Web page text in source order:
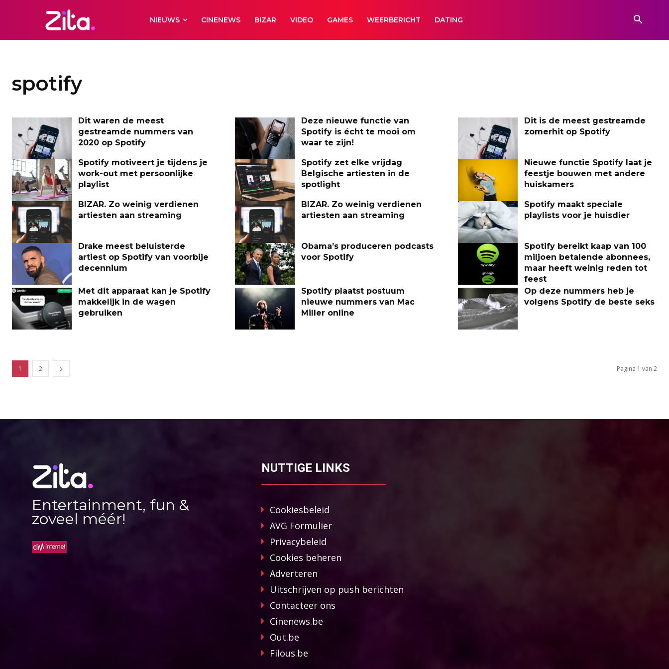
NIEUWS CINENEWS BIZAR VIDEO GAMES WEERBERICHT DATING
spotify
Dit waren de meest
gestreamde nummers van
2020 op Spotify
Deze nieuwe functie van
Spotify is écht te mooi om
waar te zijn!
Dit is de meest gestreamde
zomerhit op Spotify
Spotify motiveert je tijdens je
work-out met persoonlijke
playlist
Spotify zet elke vrijdag
Belgische artiesten in de
spotlight
Nieuwe functie Spotify laat je
feestje bouwen met andere
huiskamers
BIZAR. Zo weinig verdienen
artiesten aan streaming
BIZAR. Zo weinig verdienen
artiesten aan streaming
Spotify maakt speciale
playlists voor je huisdier
Drake meest beluisterde
artiest op Spotify van voorbije
decennium
Obama’s produceren podcasts
voor Spotify
Spotify bereikt kaap van 100
miljoen betalende abonnees,
maar heeft weinig reden tot
feest
Met dit apparaat kan je Spotify
makkelijk in de wagen
gebruiken
Spotify plaatst postuum
nieuwe nummers van Mac
Miller online
Op deze nummers heb je
volgens Spotify de beste seks
1 2 Pagina 1 van 2
Entertainment, fun &
zoveel méér!
NUTTIGE LINKS
Cookiesbeleid
AVG Formulier
Privacybeleid
Cookies beheren
Adverteren
Uitschrijven op push berichten
Contacteer ons
Cinenews.be
Out.be
Filous.be